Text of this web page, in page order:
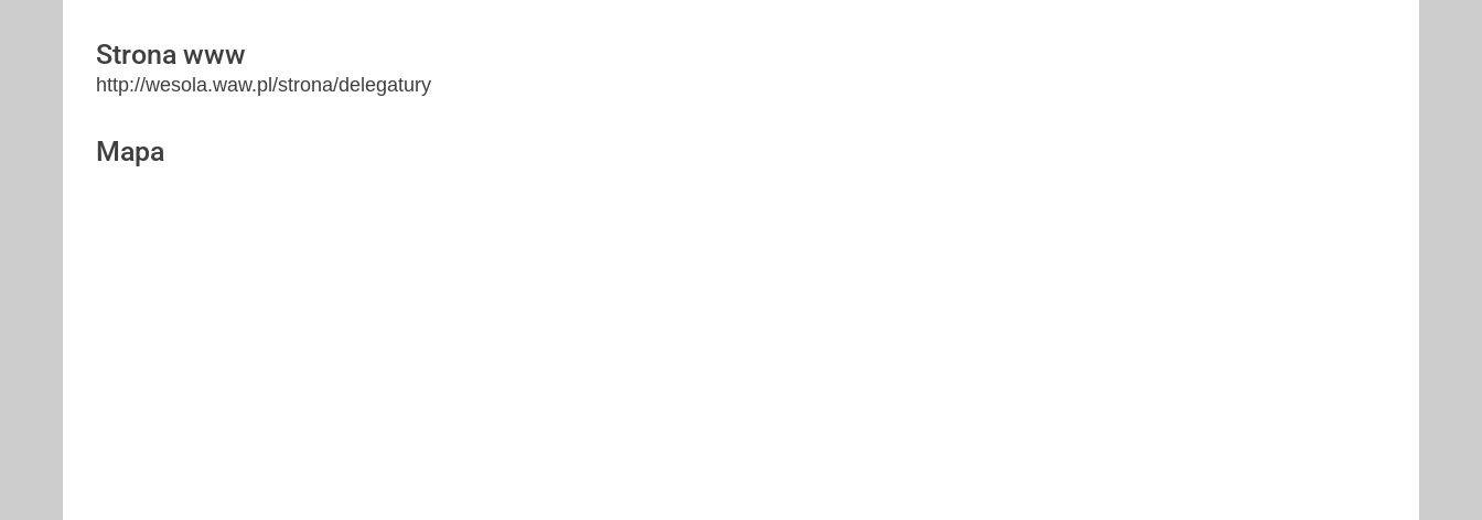
Strona www
http://wesola.waw.pl/strona/delegatury
Mapa